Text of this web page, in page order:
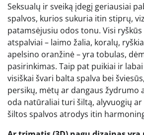
Seksualų ir sveiką įdegį geriausiai
spalvos, kurios sukuria itin stiprų,
patamsėjusiu odos tonu. Visi
atspalviai – laimo žalia, koralų,
apelsino oranžinė – yra tobulas,
pasirinkimas. Taip pat puikiai ir
visiškai švari balta spalva bei
persikų, mėtų ar dangaus žydrumo
oda natūraliai turi šiltą, alyvuogių ar
šiltos spalvos atrodys itin